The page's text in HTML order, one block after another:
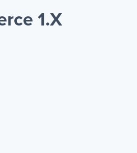
1.X